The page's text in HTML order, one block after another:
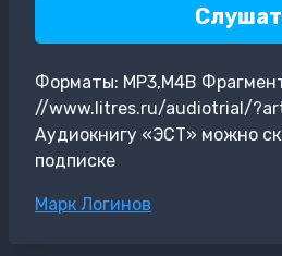
Форматы: MP3,M4B
//www.litres.ru/audiotrial/
Аудиокнигу «ЭСТ» можно
подписке
Метки
Марк Логинов